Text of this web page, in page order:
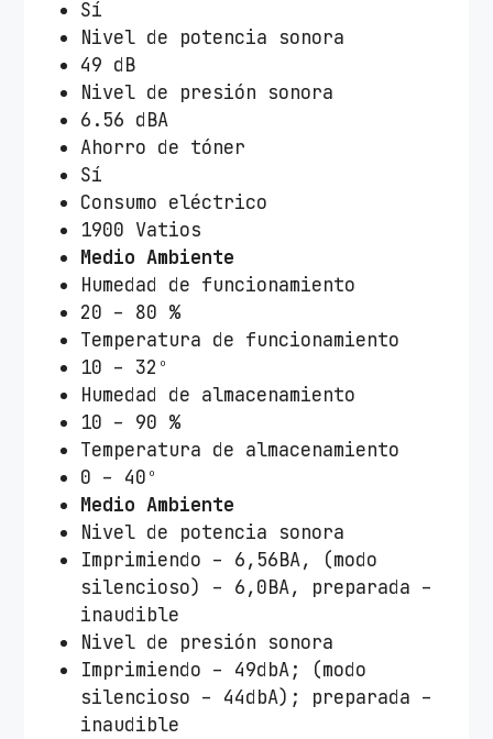
Sí
Nivel de potencia sonora
49 dB
Nivel de presión sonora
6.56 dBA
Ahorro de tóner
Sí
Consumo eléctrico
1900 Vatios
Medio Ambiente
Humedad de funcionamiento
20 – 80 %
Temperatura de funcionamiento
10 – 32º
Humedad de almacenamiento
10 – 90 %
Temperatura de almacenamiento
0 – 40º
Medio Ambiente
Nivel de potencia sonora
Imprimiendo – 6,56BA, (modo
silencioso) – 6,0BA, preparada –
inaudible
Nivel de presión sonora
Imprimiendo – 49dbA; (modo
silencioso – 44dbA); preparada –
inaudible